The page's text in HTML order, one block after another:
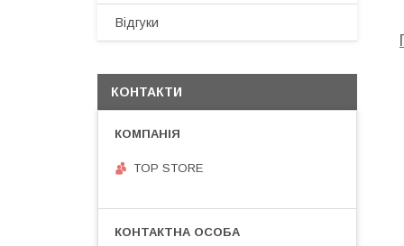
Відгуки
КОНТАКТИ
TOP STORE